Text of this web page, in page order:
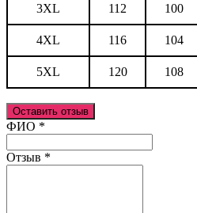
3XL 112 100
4XL 116 104
5XL 120 108
Оставить отзыв
Ваш отзыв был отправлен!
ФИО *
Отзыв *